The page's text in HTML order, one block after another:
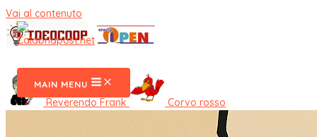
Vai al contenuto
MAIN MENU
Reverendo Frank Corvo rosso